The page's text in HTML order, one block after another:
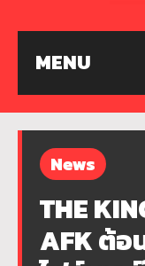
MENU
News
THE
AFK ต้อ